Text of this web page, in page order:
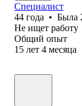
Специалист
44 года • Была
Не ищет работу
Общий опыт
15 лет 4 месяца